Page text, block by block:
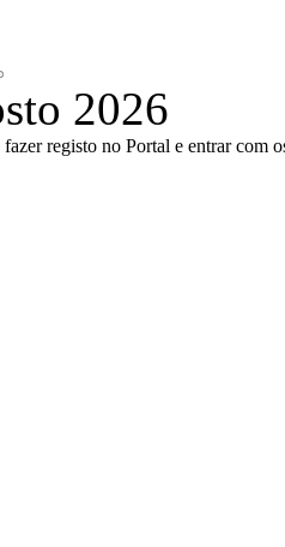
2026
registo no Portal e entrar com